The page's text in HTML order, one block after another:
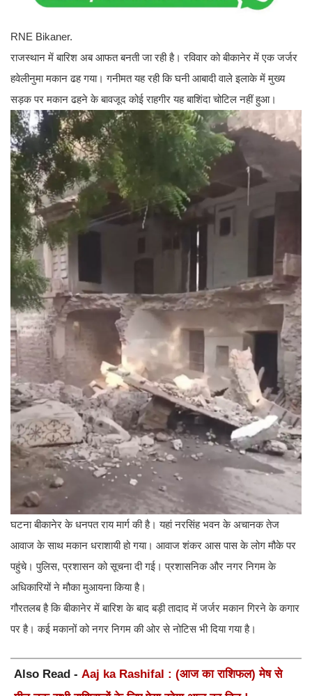
RNE Bikaner.
राजस्थान में बारिश अब आफत बनती जा रही है। रविवार को बीकानेर में एक जर्जर
हवेलीनुमा मकान ढह गया। गनीमत यह रही कि घनी आबादी वाले इलाके में मुख्य
सड़क पर मकान ढहने के बावजूद कोई राहगीर यह बाशिंदा चोटिल नहीं हुआ।
घटना बीकानेर के धनपत राय मार्ग की है। यहां नरसिंह भवन के अचानक तेज
आवाज के साथ मकान धराशायी हो गया। आवाज शंकर आस पास के लोग मौके पर
पहुंचे। पुलिस, प्रशासन को सूचना दी गई। प्रशासनिक और नगर निगम के
अधिकारियों ने मौका मुआयना किया है।
गौरतलब है कि बीकानेर में बारिश के बाद बड़ी तादाद में जर्जर मकान गिरने के कगार
पर है। कई मकानों को नगर निगम की ओर से नोटिस भी दिया गया है।
Also Read - Aaj ka Rashifal : (आज का राशिफल) मेष से